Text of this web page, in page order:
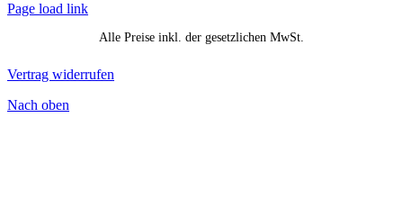
Page load link
Alle Preise inkl. der gesetzlichen MwSt.
Vertrag widerrufen
Nach oben